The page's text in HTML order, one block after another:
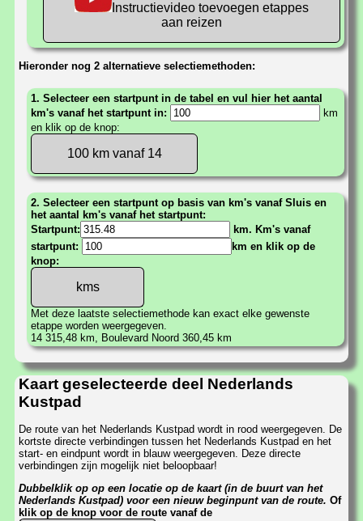
Instructievideo toevoegen etappes
aan reizen
Hieronder nog 2 alternatieve selectiemethoden:
1. Selecteer een startpunt in de tabel en vul hier het aantal
km's vanaf het startpunt in:
km
en klik op de knop:
100 km vanaf 14
2. Selecteer een startpunt op basis van km's vanaf Sluis en
het aantal km's vanaf het startpunt:
Startpunt:
km. Km's vanaf
startpunt:
km en klik op de
knop:
Met deze laatste selectiemethode kan exact elke gewenste
etappe worden weergegeven.
14 315,48 km, Boulevard Noord 360,45 km
Kaart geselecteerde deel Nederlands
Kustpad
De route van het Nederlands Kustpad wordt in rood weergegeven. De
kortste directe verbindingen tussen het Nederlands Kustpad en het
start- en eindpunt wordt in blauw weergegeven. Deze directe
verbindingen zijn mogelijk niet beloopbaar!
Dubbelklik op op een locatie op de kaart (in de buurt van het
Nederlands Kustpad) voor een nieuw beginpunt van de route. Of
klik op de knop voor de route vanaf de